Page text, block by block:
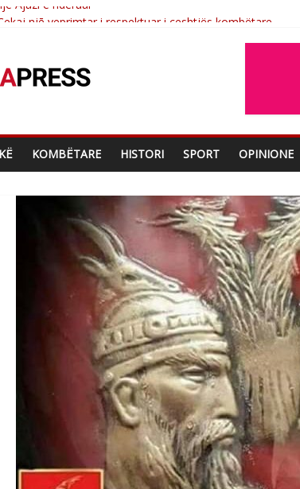
njē veprimtar i respektuar i çeshtjës kombëtare
Agron Gërvalla me takime pune në atdhe të shoqerisë
artiste e mirëfilltë e këngës shqiptare
Ajazi e nderuar
KOMBËTARE HISTORI SPORT OPINIONE